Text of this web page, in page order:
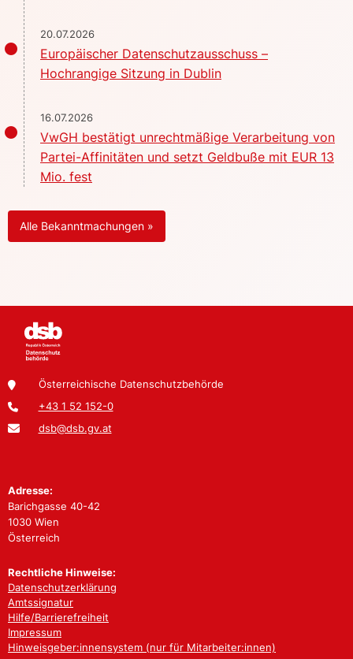
20.07.2026
Europäischer Datenschutzausschuss –
Hochrangige Sitzung in Dublin
16.07.2026
VwGH bestätigt unrechtmäßige Verarbeitung von
Partei-Affinitäten und setzt Geldbuße mit EUR 13
Mio. fest
Alle Bekanntmachungen »
Österreichische Datenschutzbehörde
+43 1 52 152-0
dsb@dsb.gv.at
Adresse:
Barichgasse 40-42
1030 Wien
Österreich
Rechtliche Hinweise:
Datenschutzerklärung
Amtssignatur
Hilfe/Barrierefreiheit
Impressum
Hinweisgeber:innensystem (nur für Mitarbeiter:innen)